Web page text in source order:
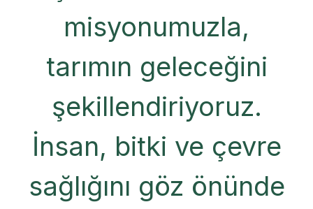
misyonumuzla,
tarımın geleceğini
şekillendiriyoruz.
İnsan, bitki ve çevre
sağlığını göz önünde